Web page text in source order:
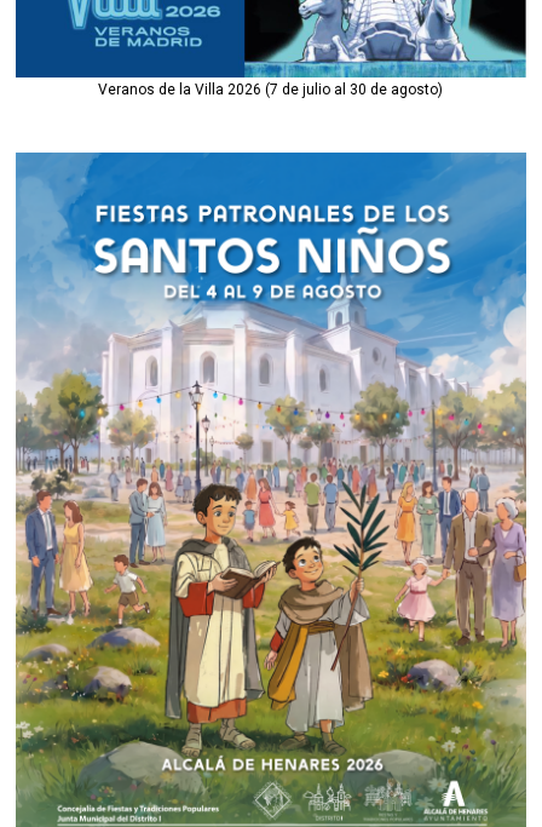
Veranos de la Villa 2026 (7 de julio al 30 de agosto)